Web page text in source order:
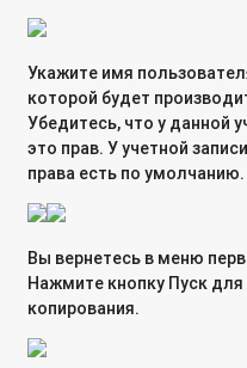
хранилище с ОС Linux
Проверка ресурсов
установленным на
Использование
Подключение к цели
initiator в ОС Mac OS
Каким образом настроить
Укажите имя
которой будет
Убедитесь, что у данной
это прав. У учетной
права есть по
Вы вернетесь в меню
Нажмите кнопку Пуск для
копирования.